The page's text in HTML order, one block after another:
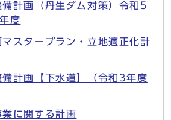
計画（丹生ダム対策）令和5
度
スタープラン・立地適正化計
計画【下水道】（令和3年度
に関する計画